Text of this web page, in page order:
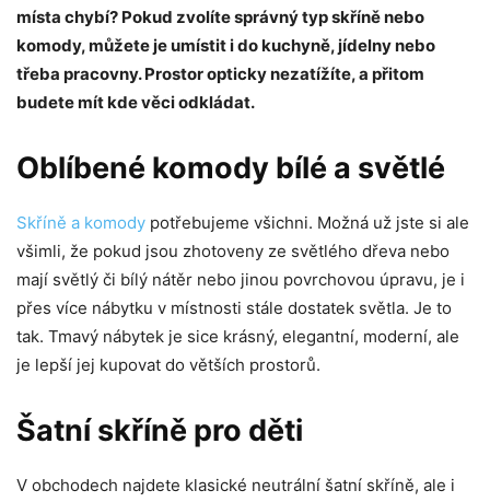
místa chybí? Pokud zvolíte správný typ skříně nebo
komody, můžete je umístit i do kuchyně, jídelny nebo
třeba pracovny. Prostor opticky nezatížíte, a přitom
budete mít kde věci odkládat.
Oblíbené komody bílé a světlé
Skříně a komody potřebujeme všichni. Možná už jste si ale
všimli, že pokud jsou zhotoveny ze světlého dřeva nebo
mají světlý či bílý nátěr nebo jinou povrchovou úpravu, je i
přes více nábytku v místnosti stále dostatek světla. Je to
tak. Tmavý nábytek je sice krásný, elegantní, moderní, ale
je lepší jej kupovat do větších prostorů.
Šatní skříně pro děti
V obchodech najdete klasické neutrální šatní skříně, ale i